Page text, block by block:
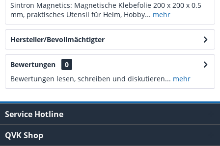
Sintron Magnetics: Magnetische Klebefolie 200 x 200 x 0.5
mm, praktisches Utensil für Heim, Hobby... mehr
Hersteller/Bevollmächtigter
Bewertungen
0
Bewertungen lesen, schreiben und diskutieren... mehr
Service Hotline
QVK Shop